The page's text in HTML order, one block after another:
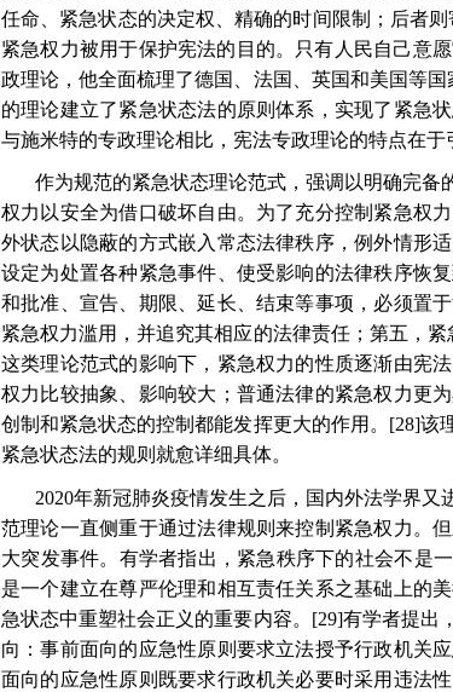
任命、紧急状态的决定权、精确的时间限制；后者
紧急权力被用于保护宪法的目的。只有人民自己意
政理论，他全面梳理了德国、法国、英国和美国等
的理论建立了紧急状态法的原则体系，实现了紧急
与施米特的专政理论相比，宪法专政理论的特点在
作为规范的紧急状态理论范式，强调以明确完备
权力以安全为借口破坏自由。为了充分控制紧急权
外状态以隐蔽的方式嵌入常态法律秩序，例外情形
设定为处置各种紧急事件、使受影响的法律秩序恢
和批准、宣告、期限、延长、结束等事项，必须置
紧急权力滥用，并追究其相应的法律责任；第五，
这类理论范式的影响下，紧急权力的性质逐渐由宪
权力比较抽象、影响较大；普通法律的紧急权力更
创制和紧急状态的控制都能发挥更大的作用。 [28]该
紧急状态法的规则就愈详细具体。
2020年新冠肺炎疫情发生之后，国内外法学界又
范理论一直侧重于通过法律规则来控制紧急权力。
大突发事件。有学者指出，紧急秩序下的社会不是
是一个建立在尊严伦理和相互责任关系之基础上的
急状态中重塑社会正义的重要内容。 [29]有学者提出
向：事前面向的应急性原则要求立法授予行政机关
面向的应急性原则既要求行政机关必要时采用违法